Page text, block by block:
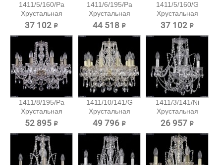
1411/5/160/Pa
Хрустальная
подвесная...
37 102 ₽
1411/6/195/Pa
Хрустальная
подвесная...
44 518 ₽
1411/5/160/G
Хрустальная
подвесная...
37 102 ₽
1411/8/195/Pa
Хрустальная
подвесная...
52 895 ₽
1411/10/141/G
Хрустальная
подвесная...
49 796 ₽
1411/3/141/Ni
Хрустальная
подвесная...
26 957 ₽